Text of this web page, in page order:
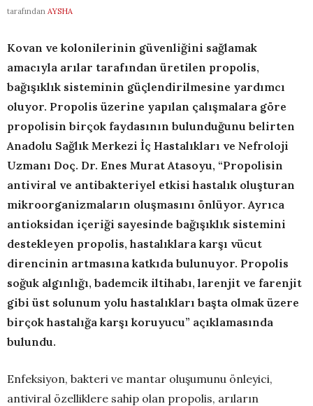
tarafından AYSHA
Kovan ve kolonilerinin güvenliğini sağlamak
amacıyla arılar tarafından üretilen propolis,
bağışıklık sisteminin güçlendirilmesine yardımcı
oluyor. Propolis üzerine yapılan çalışmalara göre
propolisin birçok faydasının bulunduğunu belirten
Anadolu Sağlık Merkezi İç Hastalıkları ve Nefroloji
Uzmanı Doç. Dr. Enes Murat Atasoyu, “Propolisin
antiviral ve antibakteriyel etkisi hastalık oluşturan
mikroorganizmaların oluşmasını önlüyor. Ayrıca
antioksidan içeriği sayesinde bağışıklık sistemini
destekleyen propolis, hastalıklara karşı vücut
direncinin artmasına katkıda bulunuyor. Propolis
soğuk algınlığı, bademcik iltihabı, larenjit ve farenjit
gibi üst solunum yolu hastalıkları başta olmak üzere
birçok hastalığa karşı koruyucu” açıklamasında
bulundu.
Enfeksiyon, bakteri ve mantar oluşumunu önleyici,
antiviral özelliklere sahip olan propolis, arıların